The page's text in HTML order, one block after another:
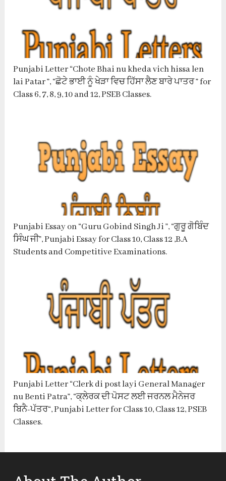
Punjabi Letter “Chote Bhai nu kheda vich hissa len
lai Patar ”, “ਛੋਟੇ ਭਾਈ ਨੂੰ ਖੇੜਾ ਵਿਚ ਹਿੱਸਾ ਲੈਣ ਬਾਰੇ ਪਾਤਰ ” for
Class 6, 7, 8, 9, 10 and 12, PSEB Classes.
Punjabi Essay on “Guru Gobind Singh Ji ”, “ਗੁਰੂ ਗੋਬਿੰਦ
ਸਿੰਘ ਜੀ”, Punjabi Essay for Class 10, Class 12 ,B.A
Students and Competitive Examinations.
Punjabi Letter “Clerk di post layi General Manager
nu Benti Patra”, “ਕ੍ਲੇਰਕ ਦੀ ਪੋਸਟ ਲਈ ਜਰਨਲ ਮੈਨੇਜਰ
ਬਿਨੈ-ਪੱਤਰ“, Punjabi Letter for Class 10, Class 12, PSEB
Classes.